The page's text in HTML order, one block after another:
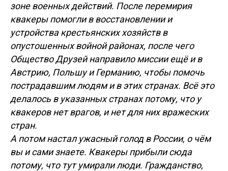
зоне военных действий. После перемирия
квакеры помогли в восстановлении и
устройства крестьянских хозяйств в
опустошенных войной районах, после чего
Общество Друзей направило миссии ещё и в
Австрию, Польшу и Германию, чтобы помочь
пострадавшим людям и в этих странах. Всё это
делалось в указанных странах потому, что у
квакеров нет врагов, и нет для них вражеских
стран.
А потом настал ужасный голод в России, о чём
вы и сами знаете. Квакеры прибыли сюда
потому, что тут умирали люди. Гражданство,